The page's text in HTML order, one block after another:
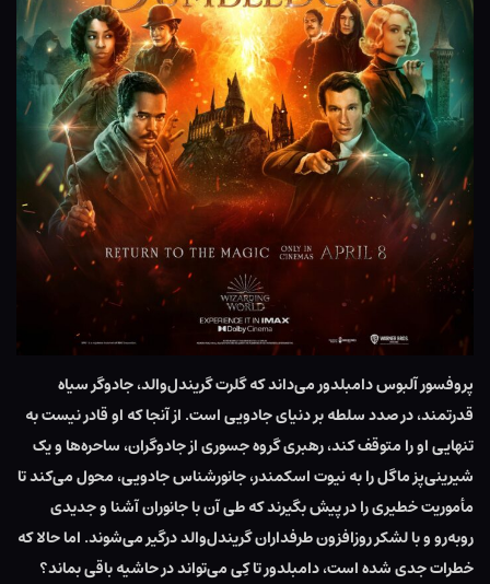
پروفسور آلبوس دامبلدور می‌داند که گلرت گریندل‌والد، جادوگر سیاه
قدرتمند، در صدد سلطه بر دنیای جادویی است. از آنجا که او قادر نیست به
تنهایی او را متوقف کند، رهبری گروه جسوری از جادوگران، ساحره‌ها و یک
شیرینی‌پز ماگل را به نیوت اسکمندر، جانورشناس جادویی، محول می‌کند تا
مأموریت خطیری را در پیش بگیرند که طی آن با جانوران آشنا و جدیدی
روبه‌رو و با لشکر روزافزون طرفداران گریندل‌والد درگیر می‌شوند. اما حالا که
خطرات جدی شده است، دامبلدور تا کِی می‌تواند در حاشیه باقی بماند؟